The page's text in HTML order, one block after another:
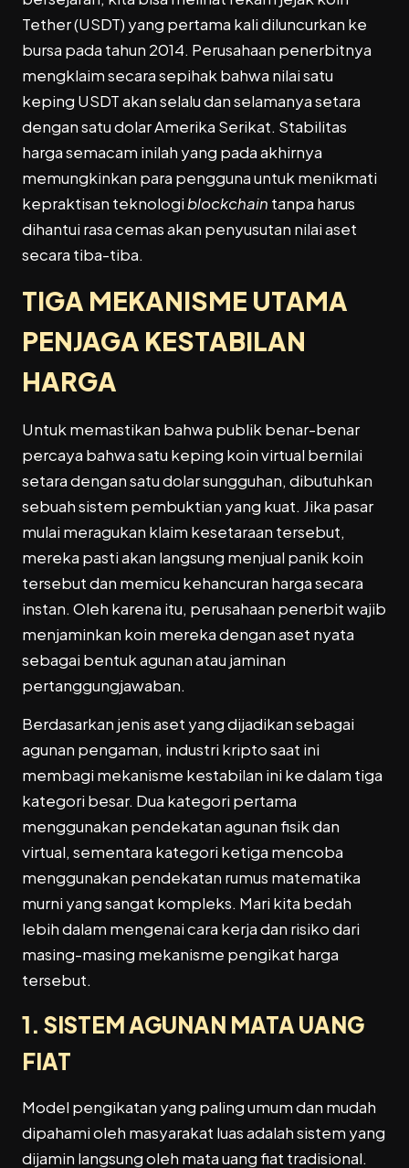
Tether (USDT) yang pertama kali diluncurkan ke
bursa pada tahun 2014. Perusahaan penerbitnya
mengklaim secara sepihak bahwa nilai satu
keping USDT akan selalu dan selamanya setara
dengan satu dolar Amerika Serikat. Stabilitas
harga semacam inilah yang pada akhirnya
memungkinkan para pengguna untuk menikmati
kepraktisan teknologi blockchain tanpa harus
dihantui rasa cemas akan penyusutan nilai aset
secara tiba-tiba.
TIGA MEKANISME UTAMA
PENJAGA KESTABILAN
HARGA
Untuk memastikan bahwa publik benar-benar
percaya bahwa satu keping koin virtual bernilai
setara dengan satu dolar sungguhan, dibutuhkan
sebuah sistem pembuktian yang kuat. Jika pasar
mulai meragukan klaim kesetaraan tersebut,
mereka pasti akan langsung menjual panik koin
tersebut dan memicu kehancuran harga secara
instan. Oleh karena itu, perusahaan penerbit wajib
menjaminkan koin mereka dengan aset nyata
sebagai bentuk agunan atau jaminan
pertanggungjawaban.
Berdasarkan jenis aset yang dijadikan sebagai
agunan pengaman, industri kripto saat ini
membagi mekanisme kestabilan ini ke dalam tiga
kategori besar. Dua kategori pertama
menggunakan pendekatan agunan fisik dan
virtual, sementara kategori ketiga mencoba
menggunakan pendekatan rumus matematika
murni yang sangat kompleks. Mari kita bedah
lebih dalam mengenai cara kerja dan risiko dari
masing-masing mekanisme pengikat harga
tersebut.
1. SISTEM AGUNAN MATA UANG
FIAT
Model pengikatan yang paling umum dan mudah
dipahami oleh masyarakat luas adalah sistem yang
dijamin langsung oleh mata uang fiat tradisional.